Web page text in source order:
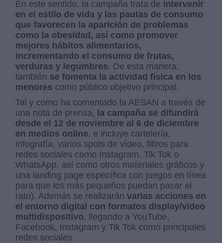
En este sentido, la campaña trata de intervenir
en el estilo de vida y las pautas de consumo
que favorecen la aparición de problemas
como la obesidad, así como promover
mejores hábitos alimentarios,
incrementando el consumo de frutas,
verduras y legumbres. De esta manera,
también se fomenta la actividad física en los
menores como público objetivo principal.
Tal y como ha comentado la AESAN a través de
una nota de prensa,
la campaña se difundirá
desde el 12 de noviembre al 6 de diciembre
en medios online, e incluye cartelería,
infografía, varios spots de vídeo, filtros para
redes sociales como Instagram, Tik Tok o
WhatsApp, así como otros materiales gráficos y
una landing page específica con juegos en línea
para que los más pequeños puedan pasar el
rato). Además se realizaránvarias acciones en
el entorno digital con formatos display/video
multidispositivo, llegando a YouTube,
Facebook, Instagram y Tik Tok como principales
redes sociales.